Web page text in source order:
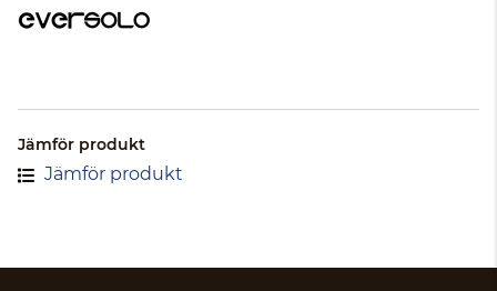
Jämför produkt
Jämför produkt